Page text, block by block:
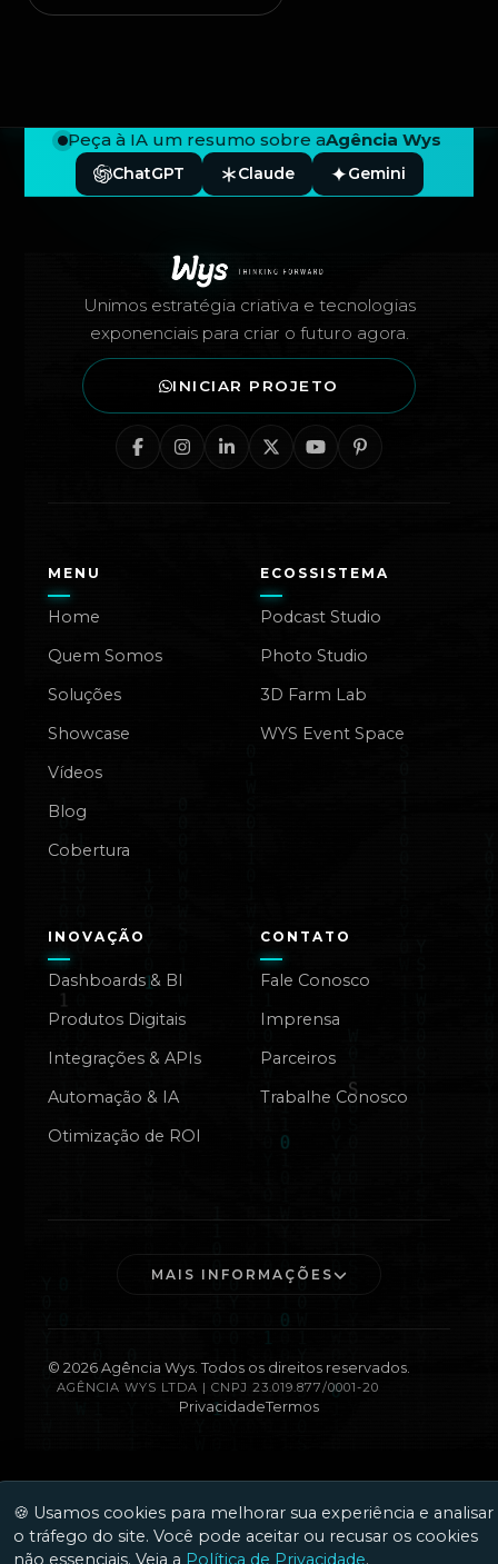
Peça à IA um resumo sobre aAgência Wys
ChatGPT Claude Gemini
Unimos estratégia criativa e tecnologias
exponenciais para criar o futuro agora.
INICIAR PROJETO
MENU
Home
Quem Somos
Soluções
Showcase
Vídeos
Blog
Cobertura
ECOSSISTEMA
Podcast Studio
Photo Studio
3D Farm Lab
WYS Event Space
INOVAÇÃO
Dashboards & BI
Produtos Digitais
Integrações & APIs
Automação & IA
Otimização de ROI
CONTATO
Fale Conosco
Imprensa
Parceiros
Trabalhe Conosco
MAIS INFORMAÇÕES
© 2026Agência Wys. Todos os direitos reservados.
AGÊNCIA WYS LTDA | CNPJ 23.019.877/0001-20
PrivacidadeTermos
🍪 Usamos cookies para melhorar sua experiência e analisar
o tráfego do site. Você pode aceitar ou recusar os cookies
não essenciais. Veja a Política de Privacidade.